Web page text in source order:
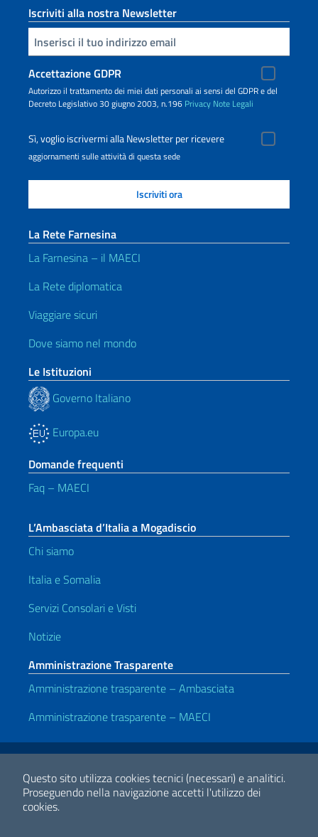
Questo sito utilizza cookies tecnici (necessari) e analitici.
Proseguendo nella navigazione accetti l'utilizzo dei
cookies.
Iscriviti alla nostra Newsletter
Inserisci la tua email
Accettazione GDPR
Autorizzo il trattamento dei miei dati personali ai sensi del GDPR e del
Decreto Legislativo 30 giugno 2003, n.196 Privacy Note Legali
Sì, voglio iscrivermi alla Newsletter per ricevere
aggiornamenti sulle attività di questa sede
La Rete Farnesina
La Farnesina – il MAECI
La Rete diplomatica
Viaggiare sicuri
Dove siamo nel mondo
Le Istituzioni
Governo Italiano
Europa.eu
Domande frequenti
Faq – MAECI
L’Ambasciata d’Italia a Mogadiscio
Chi siamo
Italia e Somalia
Servizi Consolari e Visti
Notizie
Amministrazione Trasparente
Amministrazione trasparente – Ambasciata
Amministrazione trasparente – MAECI
Link Utili